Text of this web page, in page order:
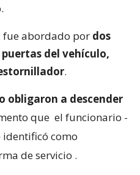
fue abordado por dos
del vehículo,
.
obligaron a descender
que el funcionario -
como
de servicio .